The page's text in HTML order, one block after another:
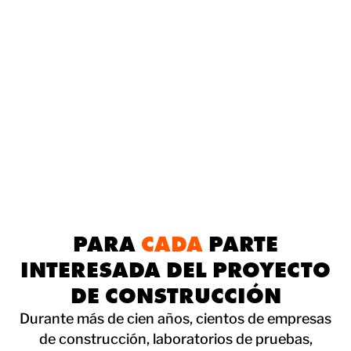
PARA CADA PARTE
INTERESADA DEL PROYECTO
DE CONSTRUCCIÓN
Durante más de cien años, cientos de empresas
de construcción, laboratorios de pruebas,